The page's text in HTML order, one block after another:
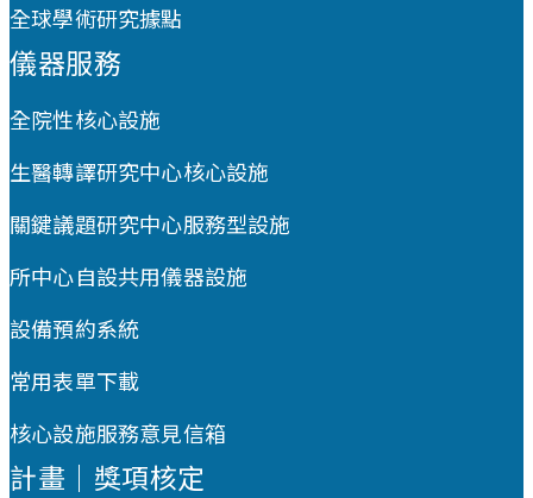
全球學術研究據點
儀器服務
全院性核心設施
生醫轉譯研究中心核心設施
關鍵議題研究中心服務型設施
所中心自設共用儀器設施
設備預約系統
常用表單下載
核心設施服務意見信箱
計畫｜獎項核定